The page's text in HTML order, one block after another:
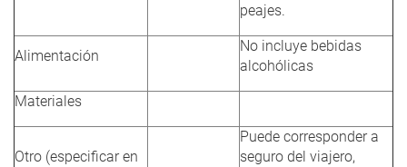
peajes.
Alimentación
No incluye bebidas
alcohólicas
Materiales
Otro (especificar en
Puede corresponder a
seguro del viajero,